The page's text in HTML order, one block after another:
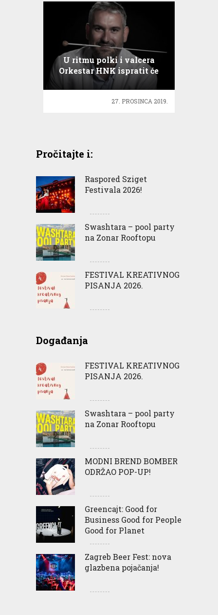
U ritmu polki i valcera
Orkestar HNK ispratit će
još jednu godinu
27. PROSINCA 2019.
Pročitajte i:
Raspored Sziget
Festivala 2026!
Swashtara – pool party
na Zonar Rooftopu
FESTIVAL KREATIVNOG
PISANJA 2026.
Događanja
FESTIVAL KREATIVNOG
PISANJA 2026.
Swashtara – pool party
na Zonar Rooftopu
MODNI BREND BOMBER
ODRŽAO POP-UP!
Greencajt: Good for
Business Good for People
Good for Planet
Zagreb Beer Fest: nova
glazbena pojačanja!